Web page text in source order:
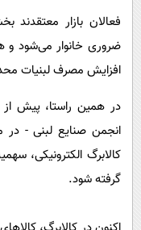
فعالان بازار معتقدند
ضروری خانوار می‌شود
افزایش مصرف لبنیات
در همین راستا، پیش
انجمن صنایع لبنی -
کالابرگ الکترونیکی،
گرفته شود.